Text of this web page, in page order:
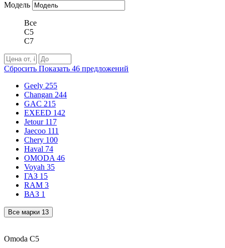
Модель
Все
C5
C7
Сбросить Показать 46 предложений
Geely 255
Changan 244
GAC 215
EXEED 142
Jetour 117
Jaecoo 111
Chery 100
Haval 74
OMODA 46
Voyah 35
ГАЗ 15
RAM 3
ВАЗ 1
Все марки 13
Omoda C5